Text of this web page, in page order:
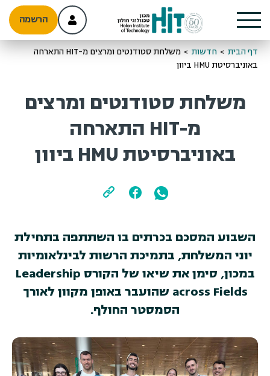
הרשמה
דף הבית > חדשות >
משלחת סטודנטים ומרצים מ-HIT התארחה
באוניברסיטת HMU ביוון
משלחת סטודנטים ומרצים
מ-HIT התארחה
באוניברסיטת HMU ביוון
השבוע המסכם בכרתים בו השתתפה בתחילת
יוני המשלחת, בתמיכת הרשות לבינלאומיות
במכון, סימן את שיאו של הקורס Leadership
across Fields שהועבר באופן מקוון לאורך
הסמסטר החולף.